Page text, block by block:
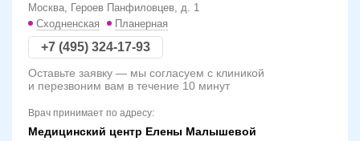
Москва, Героев Панфиловцев, д. 1
Сходненская
Планерная
+7 (495) 324-17-93
Оставьте заявку — мы согласуем с клиникой
и перезвоним вам в течение 10 минут
Врач принимает по адресу:
Медицинский центр Елены Малышевой